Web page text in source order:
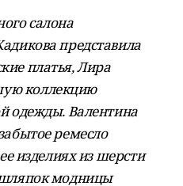
салона
представила
платья, Лира
коллекцию
одежды. Валентина
ремесло
изделиях из шерсти
модницы